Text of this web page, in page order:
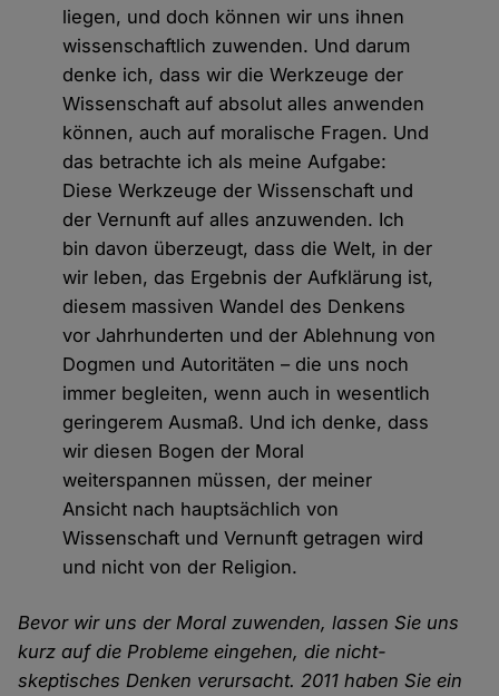
liegen, und doch können wir uns ihnen
wissenschaftlich zuwenden. Und darum
denke ich, dass wir die Werkzeuge der
Wissenschaft auf absolut alles anwenden
können, auch auf moralische Fragen. Und
das betrachte ich als meine Aufgabe:
Diese Werkzeuge der Wissenschaft und
der Vernunft auf alles anzuwenden. Ich
bin davon überzeugt, dass die Welt, in der
wir leben, das Ergebnis der Aufklärung ist,
diesem massiven Wandel des Denkens
vor Jahrhunderten und der Ablehnung von
Dogmen und Autoritäten – die uns noch
immer begleiten, wenn auch in wesentlich
geringerem Ausmaß. Und ich denke, dass
wir diesen Bogen der Moral
weiterspannen müssen, der meiner
Ansicht nach hauptsächlich von
Wissenschaft und Vernunft getragen wird
und nicht von der Religion.
Bevor wir uns der Moral zuwenden, lassen Sie uns
kurz auf die Probleme eingehen, die nicht-
skeptisches Denken verursacht. 2011 haben Sie ein